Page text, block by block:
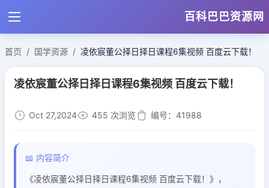
百科巴巴资源网
首页 国学资源 凌依宸董公择日择日课程6集视频 百度云下载！
凌依宸董公择日择日课程6集视频 百度云下载！
Oct 27,2024 455 次浏览 编号：41988
📖 内容简介
《凌依宸董公择日择日课程6集视频 百度云下载！》，